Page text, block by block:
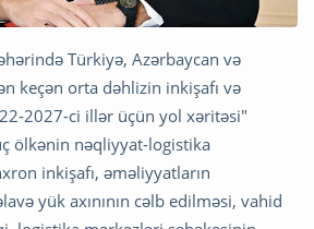
Türkiyə, Azərbaycan və
keçən orta dəhlizin inkişafı və
2027-ci illər üçün yol xəritəsi"
ölkənin nəqliyyat-logistika
inkişafı, əməliyyatların
yük axınının cəlb edilməsi, vahid